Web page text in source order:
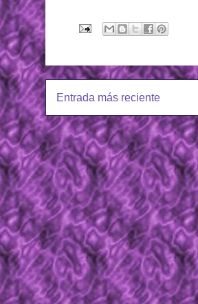
Entrada más reciente